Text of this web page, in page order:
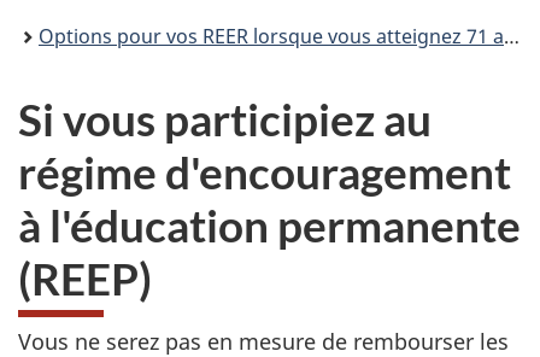
Options pour vos REER lorsque vous atteignez 71 ans
Si vous participiez au
régime d'encouragement
à l'éducation permanente
(REEP)
Vous ne serez pas en mesure de rembourser les